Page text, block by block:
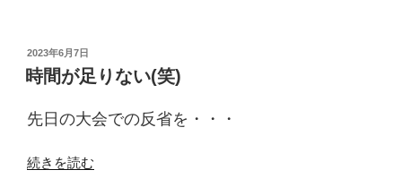
町
ど
ど
の
投
稿
日:
2023年6月7日
時間が足りない(笑)
先日の大会での反省を・・・
“時
続きを読む